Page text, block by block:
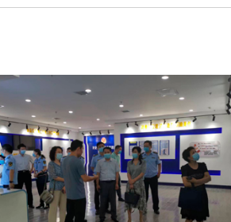
智慧食安+安全治理
中食大数据软件平台
食品安全解决方案
校园食安
智慧食安
会议报告